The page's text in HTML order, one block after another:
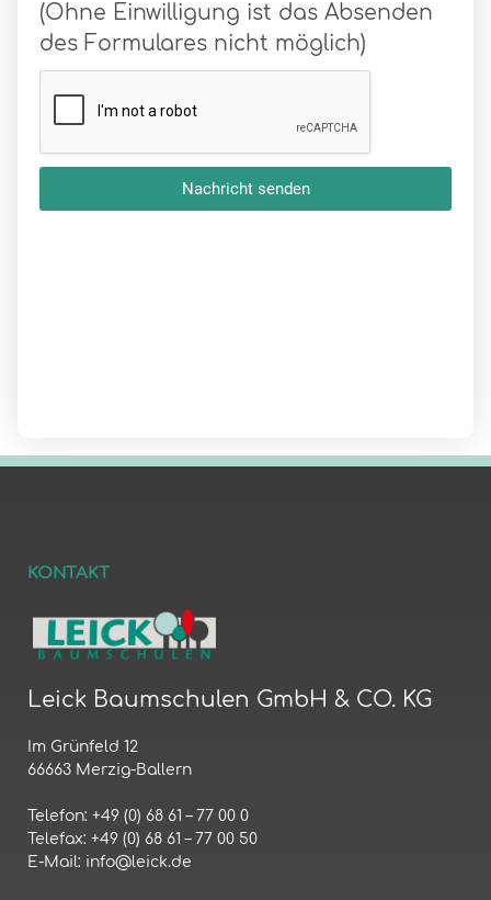
(Ohne Einwilligung ist das Absenden
des Formulares nicht möglich)
Nachricht senden
KONTAKT
Leick Baumschulen GmbH & CO. KG
Im Grünfeld 12
66663 Merzig-Ballern
Telefon: +49 (0) 68 61 – 77 00 0
Telefax: +49 (0) 68 61 – 77 00 50
E-Mail: info@leick.de